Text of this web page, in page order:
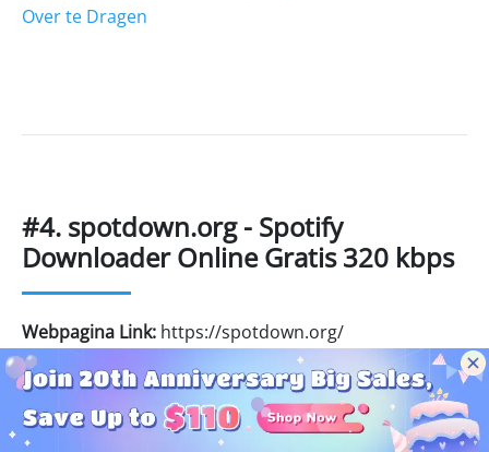
Over te Dragen
#4. spotdown.org - Spotify
Downloader Online Gratis 320 kbps
Webpagina Link: https://spotdown.org/
Aanbevelingsniveau:⭐⭐⭐
Waarom we het leuk vinden: Geen behoefte om in te